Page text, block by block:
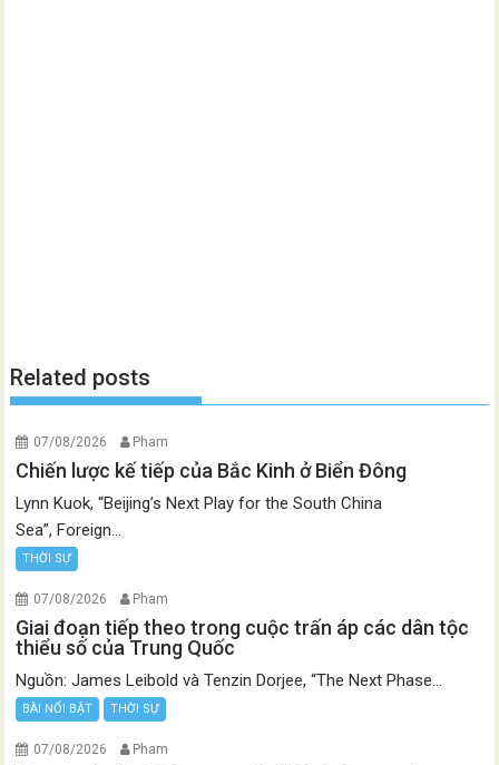
Related posts
07/08/2026 Pham
Chiến lược kế tiếp của Bắc Kinh ở Biển Đông
Lynn Kuok, “Beijing’s Next Play for the South China
Sea”, Foreign...
THỜI SỰ
07/08/2026 Pham
Giai đoạn tiếp theo trong cuộc trấn áp các dân tộc
thiểu số của Trung Quốc
Nguồn: James Leibold và Tenzin Dorjee, “The Next Phase...
BÀI NỔI BẬT THỜI SỰ
07/08/2026 Pham